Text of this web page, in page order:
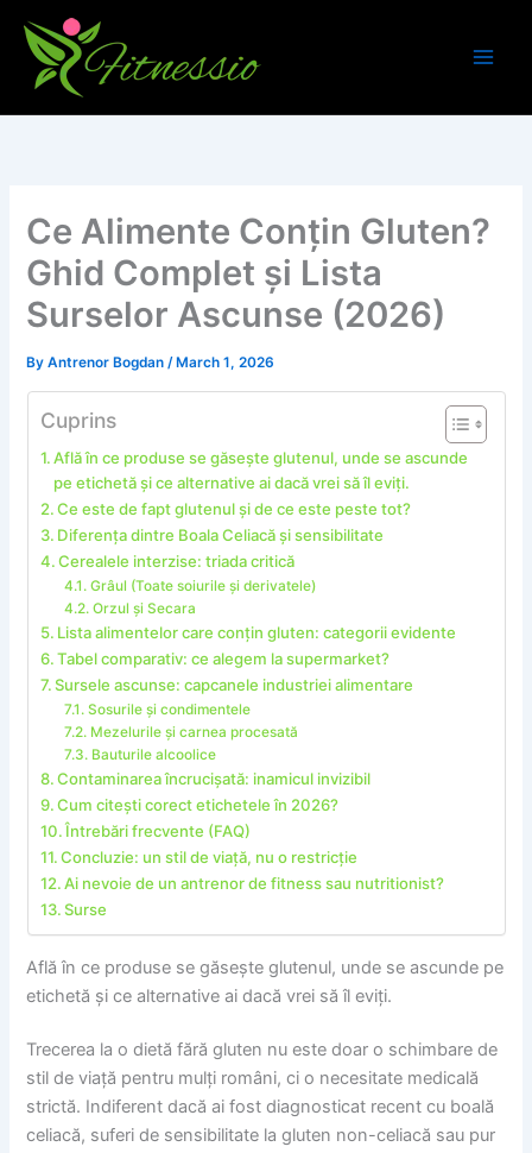
content
Ce Alimente Conțin Gluten?
Ghid Complet și Lista
Surselor Ascunse (2026)
ByAntrenor Bogdan/ March 1, 2026
Cuprins
Află în ce produse se găsește glutenul, unde se ascunde
pe etichetă și ce alternative ai dacă vrei să îl eviți.
Ce este de fapt glutenul și de ce este peste tot?
Diferența dintre Boala Celiacă și sensibilitate
Cerealele interzise: triada critică
Grâul (Toate soiurile și derivatele)
Orzul și Secara
Lista alimentelor care conțin gluten: categorii evidente
Tabel comparativ: ce alegem la supermarket?
Sursele ascunse: capcanele industriei alimentare
Sosurile și condimentele
Mezelurile și carnea procesată
Bauturile alcoolice
Contaminarea încrucișată: inamicul invizibil
Cum citești corect etichetele în 2026?
Întrebări frecvente (FAQ)
Concluzie: un stil de viață, nu o restricție
Ai nevoie de un antrenor de fitness sau nutritionist?
Surse
Află în ce produse se găsește glutenul, unde se ascunde pe
etichetă și ce alternative ai dacă vrei să îl eviți.
Trecerea la o dietă fără gluten nu este doar o schimbare de
stil de viață pentru mulți români, ci o necesitate medicală
strictă. Indiferent dacă ai fost diagnosticat recent cu boală
celiacă, suferi de sensibilitate la gluten non-celiacă sau pur